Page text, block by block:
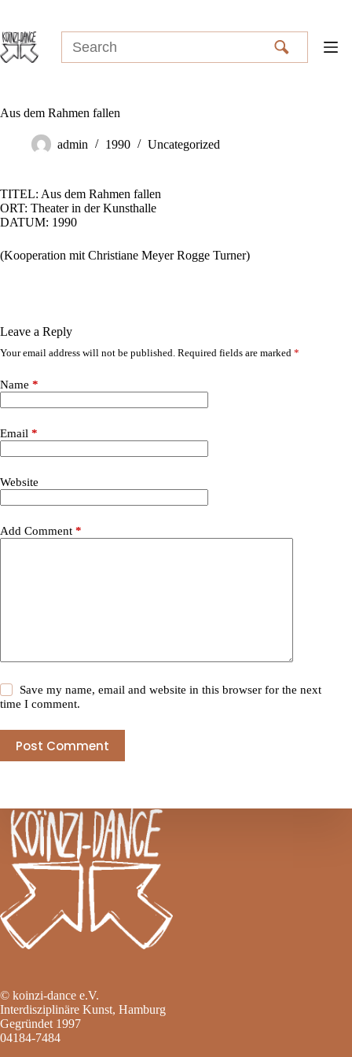
content
Aus dem Rahmen fallen
admin 1990 Uncategorized
TITEL: Aus dem Rahmen fallen
ORT: Theater in der Kunsthalle
DATUM: 1990
(Kooperation mit Christiane Meyer Rogge Turner)
Leave a Reply
Your email address will not be published. Required fields are marked *
Name *
Email *
Website
Add Comment *
Save my name, email and website in this browser for the next
time I comment.
Post Comment
© koinzi-dance e.V.
Interdisziplinäre Kunst, Hamburg
Gegründet 1997
04184-7484